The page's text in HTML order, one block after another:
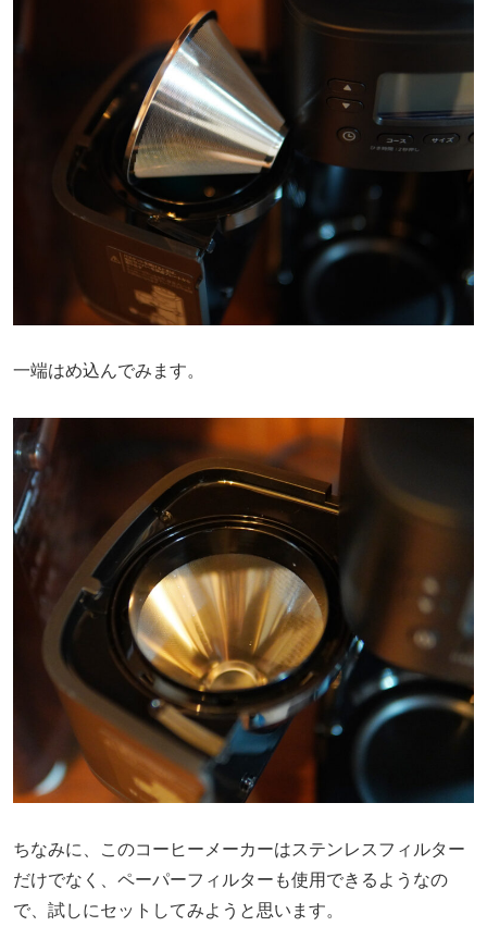
一端はめ込んでみます。
ちなみに、このコーヒーメーカーはステンレスフィルター
だけでなく、ペーパーフィルターも使用できるようなの
で、試しにセットしてみようと思います。